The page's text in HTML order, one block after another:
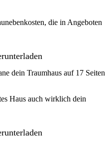
die in Angeboten
Haus auch wirklich dein